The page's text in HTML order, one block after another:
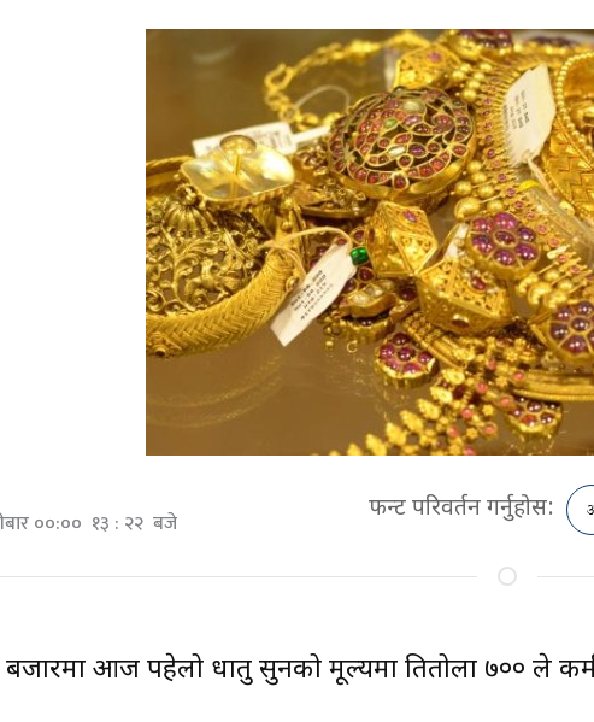
००:०० १३ : २२ बजे फन्ट परिवर्तन गर्नुहोस:
बजारमा आज पहेलो धातु सुनको मूल्यमा प्रतितोला ७०० ले